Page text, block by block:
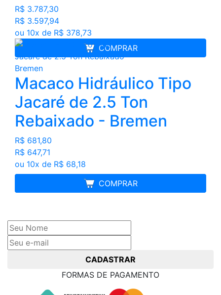
R$ 3.787,30
R$ 3.597,94
ou 10x de R$ 378,73
COMPRAR
Macaco Hidráulico Tipo
Jacaré de 2.5 Ton
Rebaixado - Bremen
R$ 681,80
R$ 647,71
ou 10x de R$ 68,18
COMPRAR
FRETE GRÁTIS
CADASTRAR
FORMAS DE PAGAMENTO